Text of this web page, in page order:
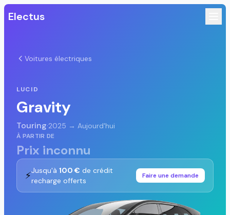
Electus
Voitures électriques
LUCID
Gravity
Touring·2025 → Aujourd'hui
À PARTIR DE
Prix inconnu
⚡Jusqu'à 100 € de crédit
recharge offerts
Faire une demande